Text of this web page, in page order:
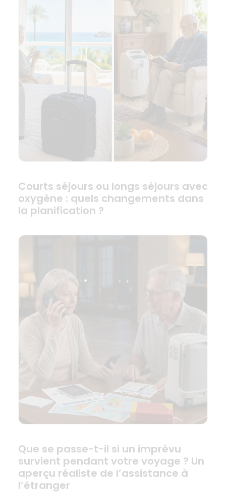
Courts séjours ou longs séjours avec
oxygène : quels changements dans
la planification ?
Que se passe-t-il si un imprévu
survient pendant votre voyage ? Un
aperçu réaliste de l’assistance à
l’étranger